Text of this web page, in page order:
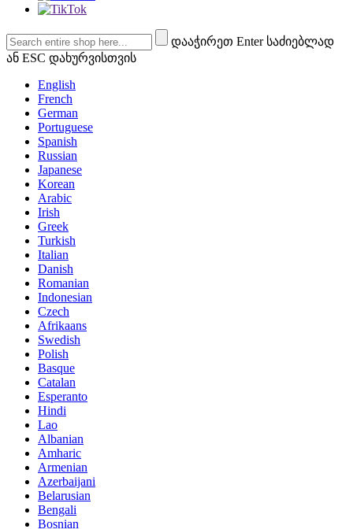
დააჭირეთ Enter საძიებლად
ან ESC დახურვისთვის
English
French
German
Portuguese
Spanish
Russian
Japanese
Korean
Arabic
Irish
Greek
Turkish
Italian
Danish
Romanian
Indonesian
Czech
Afrikaans
Swedish
Polish
Basque
Catalan
Esperanto
Hindi
Lao
Albanian
Amharic
Armenian
Azerbaijani
Belarusian
Bengali
Bosnian